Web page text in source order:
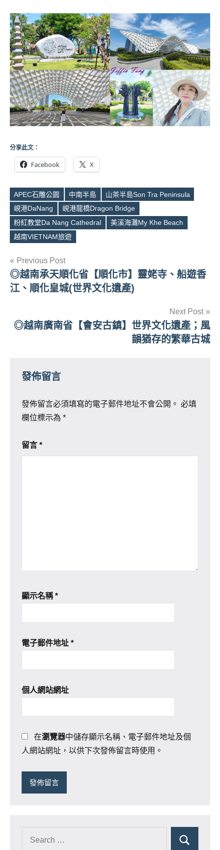
分享此文：
Facebook X
Tags
APEC石雕公園 中南半島
山茶半島Son Tra Peninsula
峴港DaNang
峴港龍橋Dragon Bridge
粉紅教堂Da Nang Cathedral
美溪海灘My Khe Beach
越南VIETNAM旅遊
文
章
覽
Previous Post
◎越南承天順化省【順化市】靈姥寺、船遊香
江、順化皇城(世界文化遺產)
Next Post
◎越南廣南省【會安古鎮】世界文化遺產；風
韻猶存的繁華古城
發佈留言
發佈留言必須填寫的電子郵件地址不會公開。 必填
欄位標示為 *
留言 *
顯示名稱*
電子郵件地址 *
個人網站網址
在瀏覽器中儲存顯示名稱、電子郵件地址及個
人網站網址，以供下次發佈留言時使用。